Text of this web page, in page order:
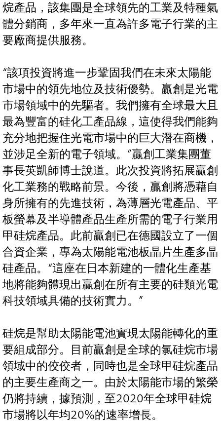
烷產品，該集團是全球領先的工業及特種氣
體分銷商，多年來一直為許多電子行業的主
要廠商提供服務。
“該項投資將進一步鞏固我們在未來太陽能
市場中的領先地位及技術優勢。贏創是光電
市場領域中的先驅者。我們擁有全球最大且
最為豐富的硅化工產品線，這使得我們能夠
充分地把握住光電市場中的巨大潛在商機，
並涉足全新的電子領域。”贏創工業集團董
事長英凱師博士說道。此次投資將拓展贏創
化工業務的戰略前景。今後，贏創將憑藉自
身所擁有的先進技術，為薄層光電產品、平
板螢幕及半導體產品生產所需的電子行業用
甲硅烷產品。此前贏創已在德國設立了一個
合資企業，專為太陽能電池板晶片生產多晶
硅產品。“這座在日本新建的一體化生產基
地將能夠體現出贏創在所有主要的硅類光電
科技領域具備的技術實力。”
硅烷是幫助太陽能電池實現太陽能轉化的重
要組成部分。目前贏創是全球的氯硅烷市場
領域中的佼佼者，同時也是全球甲硅烷產品
的主要生產商之一。由於太陽能市場的繁榮
仍將持續，據預測，至2020年全球甲硅烷
市場將以年均20%的速率增長。